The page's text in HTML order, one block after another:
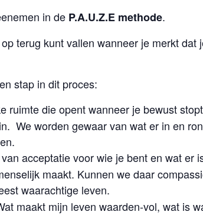
in de P.A.U.Z.E methode.
terug kunt vallen wanneer je merkt
stap in dit proces:
ruimte die opent wanneer je bewust
We worden gewaar van wat er in en
acceptatie voor wie je bent en wat er
maakt. Kunnen we daar
waarachtige leven.
maakt mijn leven waarden-vol, wat is